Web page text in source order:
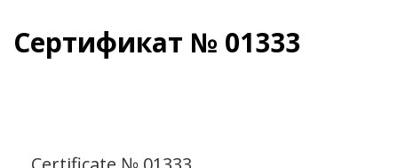
Сертификат № 01333